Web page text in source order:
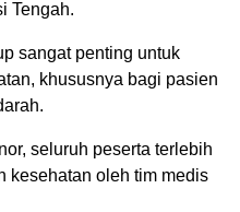
Tengah.
sangat penting untuk
khususnya bagi pasien
seluruh peserta terlebih
kesehatan oleh tim medis